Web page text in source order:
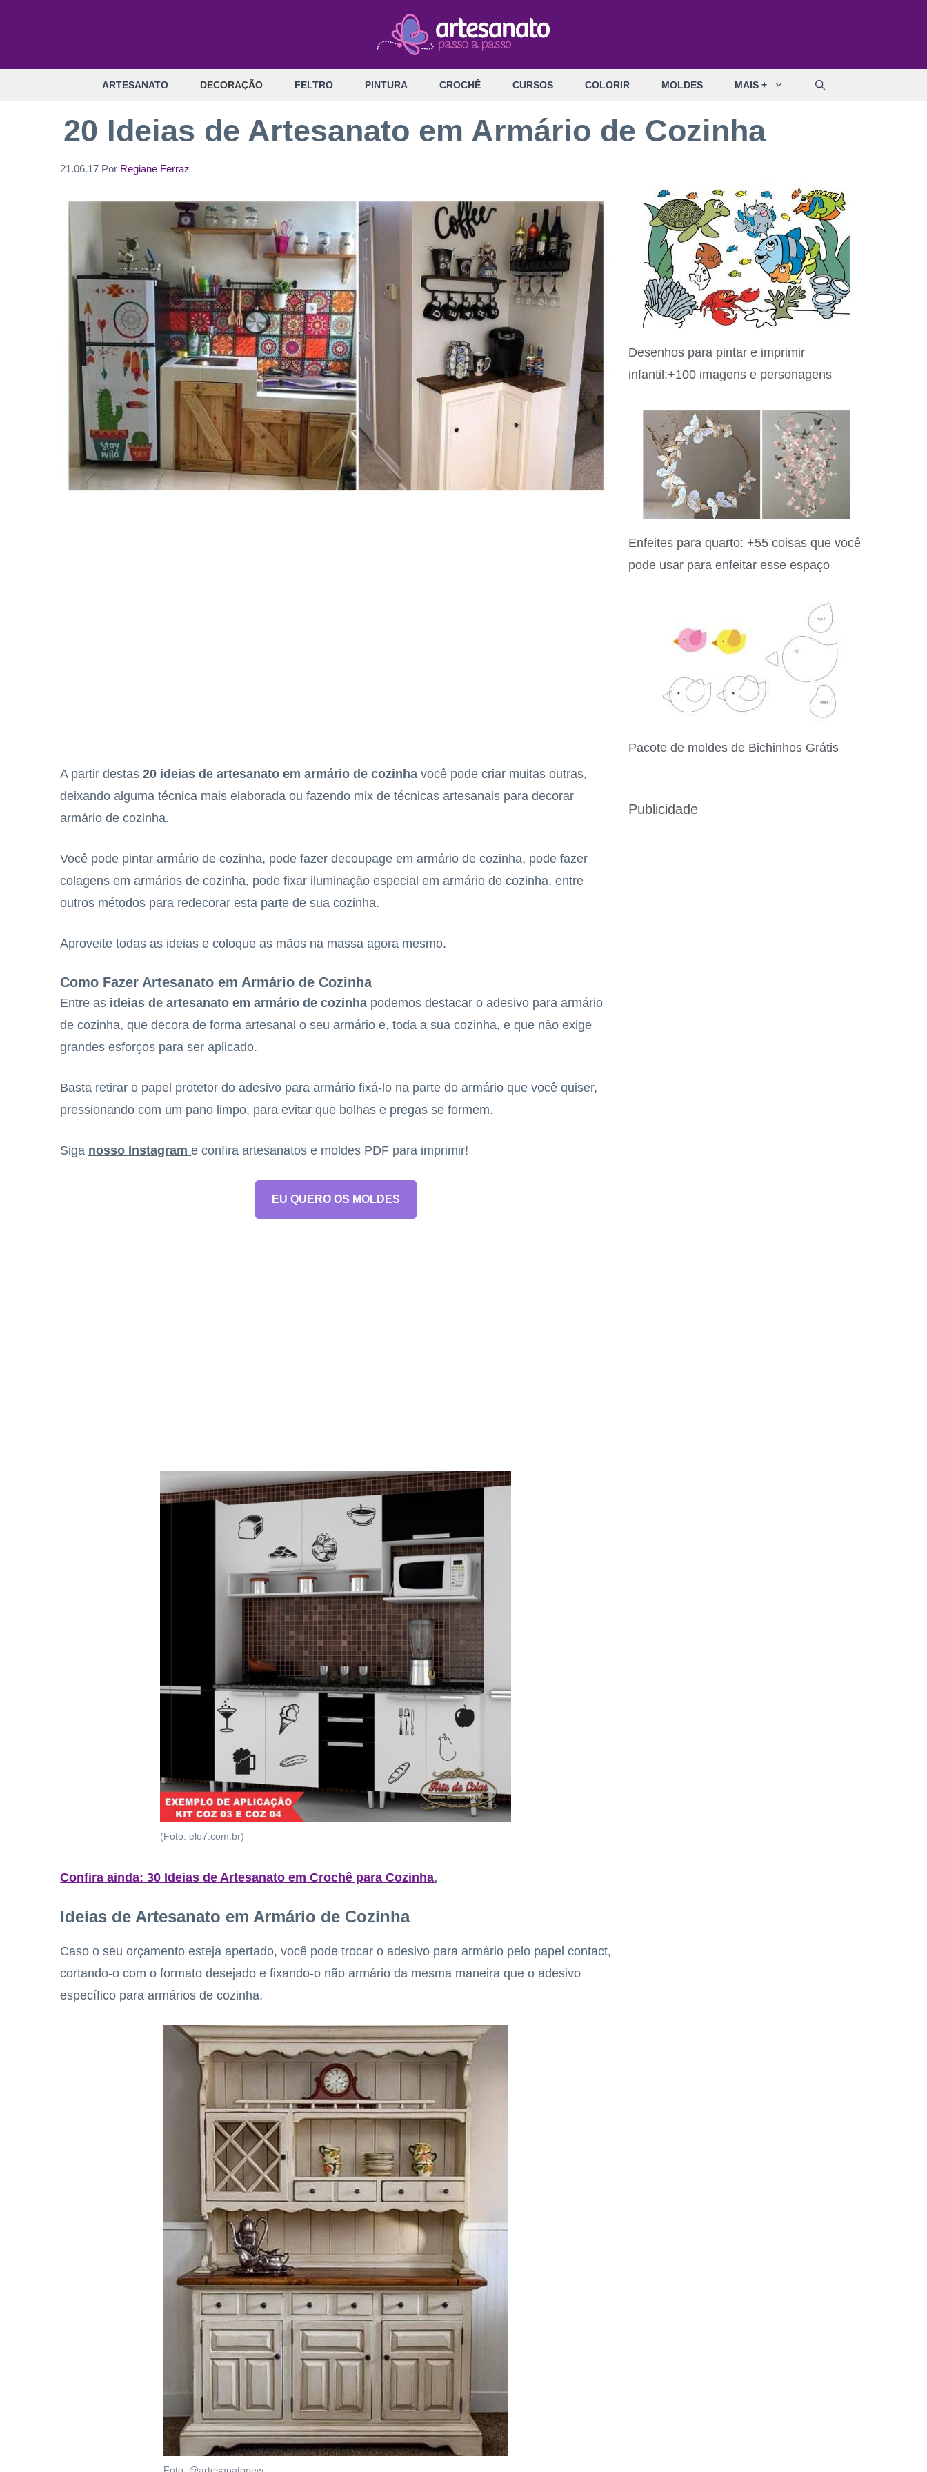
ARTESANATO DECORAÇÃO FELTRO PINTURA CROCHÊ CURSOS COLORIR MOLDES MAIS +
20 Ideias de Artesanato em Armário de Cozinha
21.06.17 Por Regiane Ferraz
A partir destas 20 ideias de artesanato em armário de cozinha você pode criar muitas outras,
deixando alguma técnica mais elaborada ou fazendo mix de técnicas artesanais para decorar
armário de cozinha.
Você pode pintar armário de cozinha, pode fazer decoupage em armário de cozinha, pode fazer
colagens em armários de cozinha, pode fixar iluminação especial em armário de cozinha, entre
outros métodos para redecorar esta parte de sua cozinha.
Aproveite todas as ideias e coloque as mãos na massa agora mesmo.
Como Fazer Artesanato em Armário de Cozinha
Entre as ideias de artesanato em armário de cozinha podemos destacar o adesivo para armário
de cozinha, que decora de forma artesanal o seu armário e, toda a sua cozinha, e que não exige
grandes esforços para ser aplicado.
Basta retirar o papel protetor do adesivo para armário fixá-lo na parte do armário que você quiser,
pressionando com um pano limpo, para evitar que bolhas e pregas se formem.
Siga nosso Instagram e confira artesanatos e moldes PDF para imprimir!
EU QUERO OS MOLDES
(Foto: elo7.com.br)
Confira ainda: 30 Ideias de Artesanato em Crochê para Cozinha.
Ideias de Artesanato em Armário de Cozinha
Caso o seu orçamento esteja apertado, você pode trocar o adesivo para armário pelo papel contact,
cortando-o com o formato desejado e fixando-o não armário da mesma maneira que o adesivo
específico para armários de cozinha.
Desenhos para pintar e imprimir
infantil:+100 imagens e personagens
Enfeites para quarto: +55 coisas que você
pode usar para enfeitar esse espaço
Pacote de moldes de Bichinhos Grátis
Publicidade